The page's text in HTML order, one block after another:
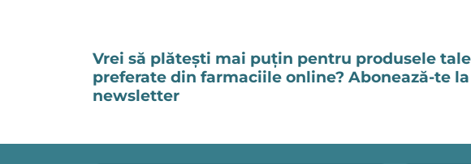
Vrei să plătești mai puțin pentru produsele tale
preferate din farmaciile online? Abonează-te la
newsletter